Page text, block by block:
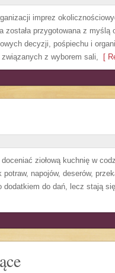
imprez
przygotowana z myślą
decyzji, pośpiechu i
z wyborem sali, [
ziołową kuchnię w
napojów, deserów,
do dań, lecz stają